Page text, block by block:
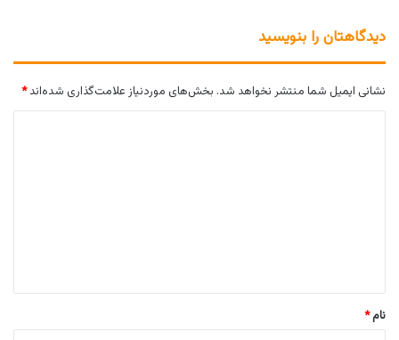
دیدگاهتان را بنویسید
نشانی ایمیل شما منتشر نخواهد شد. بخش‌های موردنیاز علامت‌گذاری شده‌اند*
نام*